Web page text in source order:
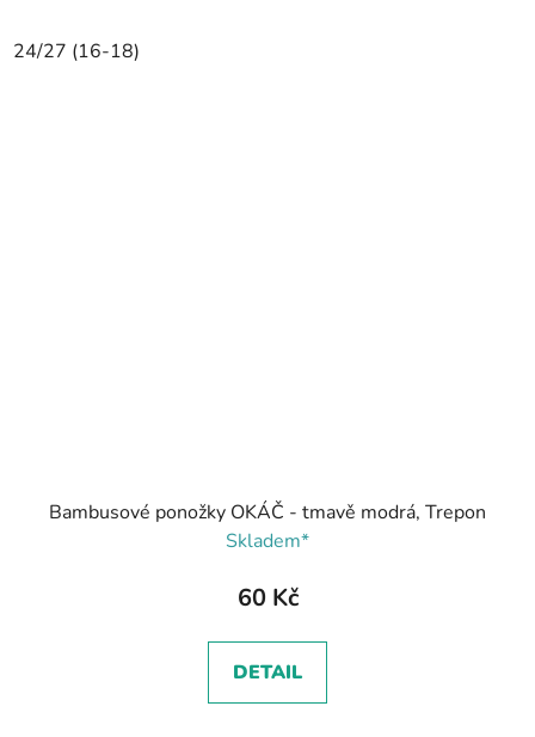
24/27 (16-18)
Bambusové ponožky OKÁČ - tmavě modrá, Trepon
Skladem*
60 Kč
DETAIL